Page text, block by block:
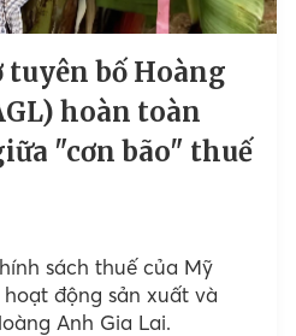
tuyên bố Hoàng
hoàn toàn
"cơn bão" thuế
sách thuế của Mỹ
động sản xuất và
Anh Gia Lai.